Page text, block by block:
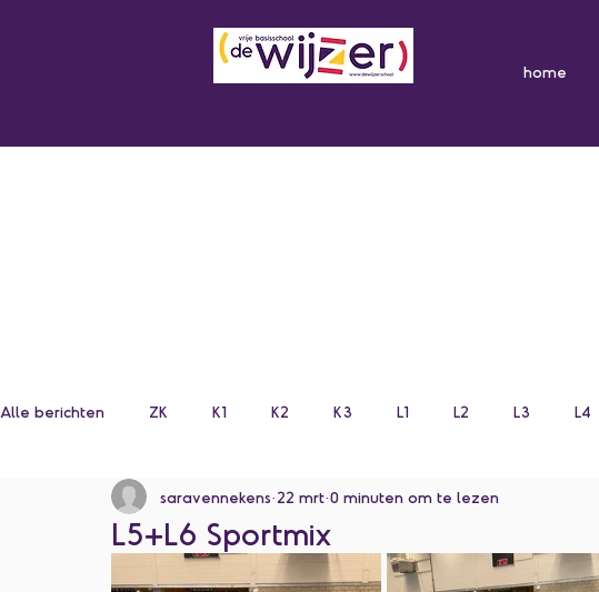
Alle berichten ZK K1 K2 K3 L1 L2 L3 L4
Categorie zonder titel
L5+L6 Sportmix
saravennekens 22 mrt 0 minuten om te lezen
home